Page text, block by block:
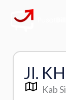
Jl.
Kab